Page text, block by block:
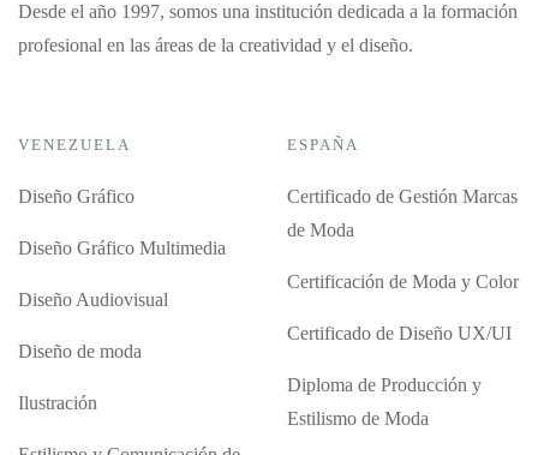
Desde el año 1997, somos una institución dedicada a la formación
profesional en las áreas de la creatividad y el diseño.
VENEZUELA
Diseño Gráfico
Diseño Gráfico Multimedia
Diseño Audiovisual
Diseño de moda
Ilustración
ESPAÑA
Certificado de Gestión Marcas
de Moda
Certificación de Moda y Color
Certificado de Diseño UX/UI
Diploma de Producción y
Estilismo de Moda